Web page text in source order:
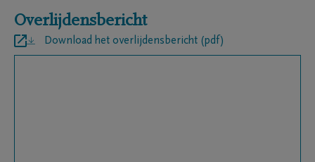
Overlijdensbericht
Download het overlijdensbericht (pdf)